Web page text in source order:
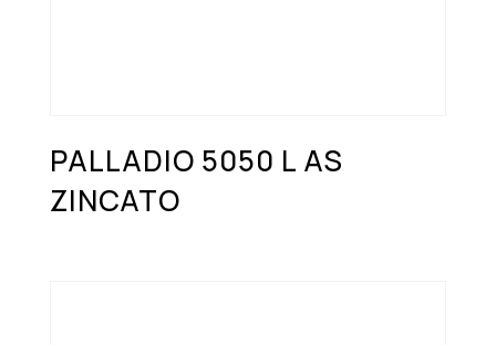
PALLADIO 5050 L AS
ZINCATO